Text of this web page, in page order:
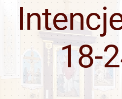
18-